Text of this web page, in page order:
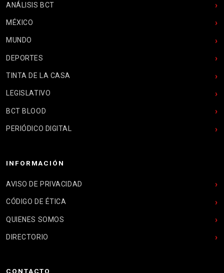
ANÁLISIS BCT
MÉXICO
MUNDO
DEPORTES
TINTA DE LA CASA
LEGISLATIVO
BCT BLOOD
PERIÓDICO DIGITAL
INFORMACIÓN
AVISO DE PRIVACIDAD
CÓDIGO DE ÉTICA
QUIENES SOMOS
DIRECTORIO
CONTACTO